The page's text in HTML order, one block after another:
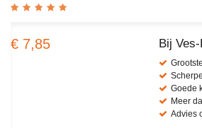
€ 7,85 Bij
Goede
Meer
Advies